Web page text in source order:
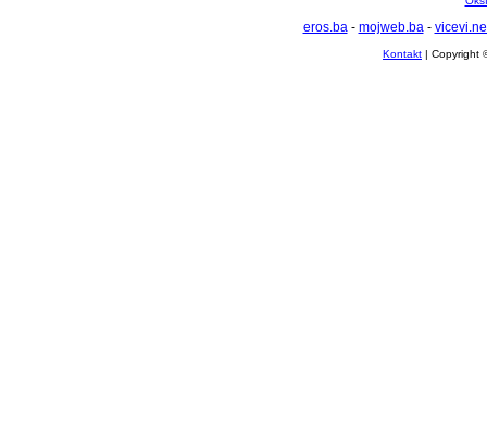
eros.ba- mojweb.ba-
Kontakt | Copyright